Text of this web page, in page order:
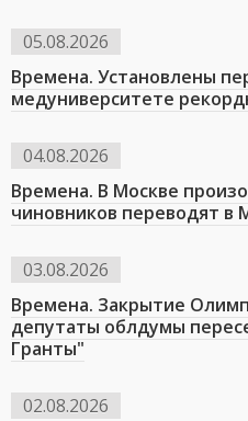
05.08.2026
Времена. Установлены
медуниверситете
04.08.2026
Времена. В Москве
чиновников переводят в
03.08.2026
Времена. Закрытие
депутаты облдумы
Гранты"
02.08.2026